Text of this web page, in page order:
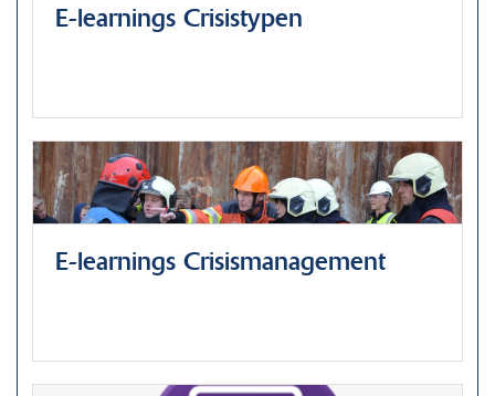
E-learnings Crisistypen
E-learnings Crisismanagement